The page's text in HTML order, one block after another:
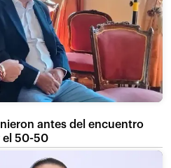
antes del encuentro
el 50-50